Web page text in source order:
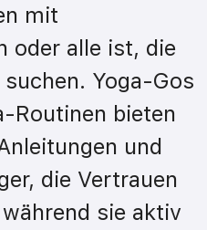
mit
oder alle ist, die
Yoga-Gos
Routinen bieten
und
die Vertrauen
sie aktiv